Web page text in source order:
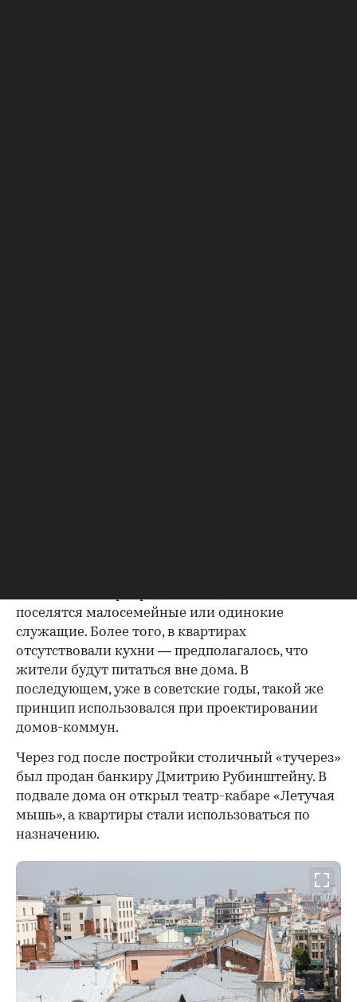
поселятся малосемейные или одинокие
служащие. Более того, в квартирах
отсутствовали кухни — предполагалось, что
жители будут питаться вне дома. В
последующем, уже в советские годы, такой же
принцип использовался при проектировании
домов-коммун.
Через год после постройки столичный «тучерез»
был продан банкиру Дмитрию Рубинштейну. В
подвале дома он открыл театр-кабаре «Летучая
мышь», а квартиры стали использоваться по
назначению.